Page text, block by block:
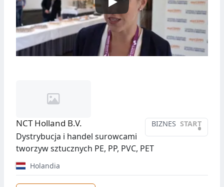
BIZNES START
•
NCT Holland B.V.
Dystrybucja i handel surowcami
tworzyw sztucznych PE, PP, PVC, PET
Holandia